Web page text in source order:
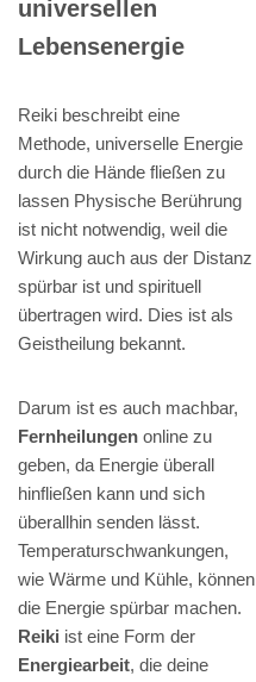
universellen
Lebensenergie
Reiki beschreibt eine
Methode, universelle Energie
durch die Hände fließen zu
lassen Physische Berührung
ist nicht notwendig, weil die
Wirkung auch aus der Distanz
spürbar ist und spirituell
übertragen wird. Dies ist als
Geistheilung bekannt.
Darum ist es auch machbar,
Fernheilungen online zu
geben, da Energie überall
hinfließen kann und sich
überallhin senden lässt.
Temperaturschwankungen,
wie Wärme und Kühle, können
die Energie spürbar machen.
Reiki ist eine Form der
Energiearbeit, die deine